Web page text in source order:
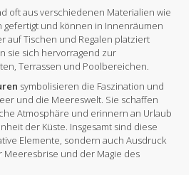
oft aus verschiedenen Materialien wie
gefertigt und können in Innenräumen
auf Tischen und Regalen platziert
sie sich hervorragend zur
Terrassen und Poolbereichen.
symbolisieren die Faszination und
und die Meereswelt. Sie schaffen
Atmosphäre und erinnern an Urlaub
der Küste. Insgesamt sind diese
Elemente, sondern auch Ausdruck
und der Magie des